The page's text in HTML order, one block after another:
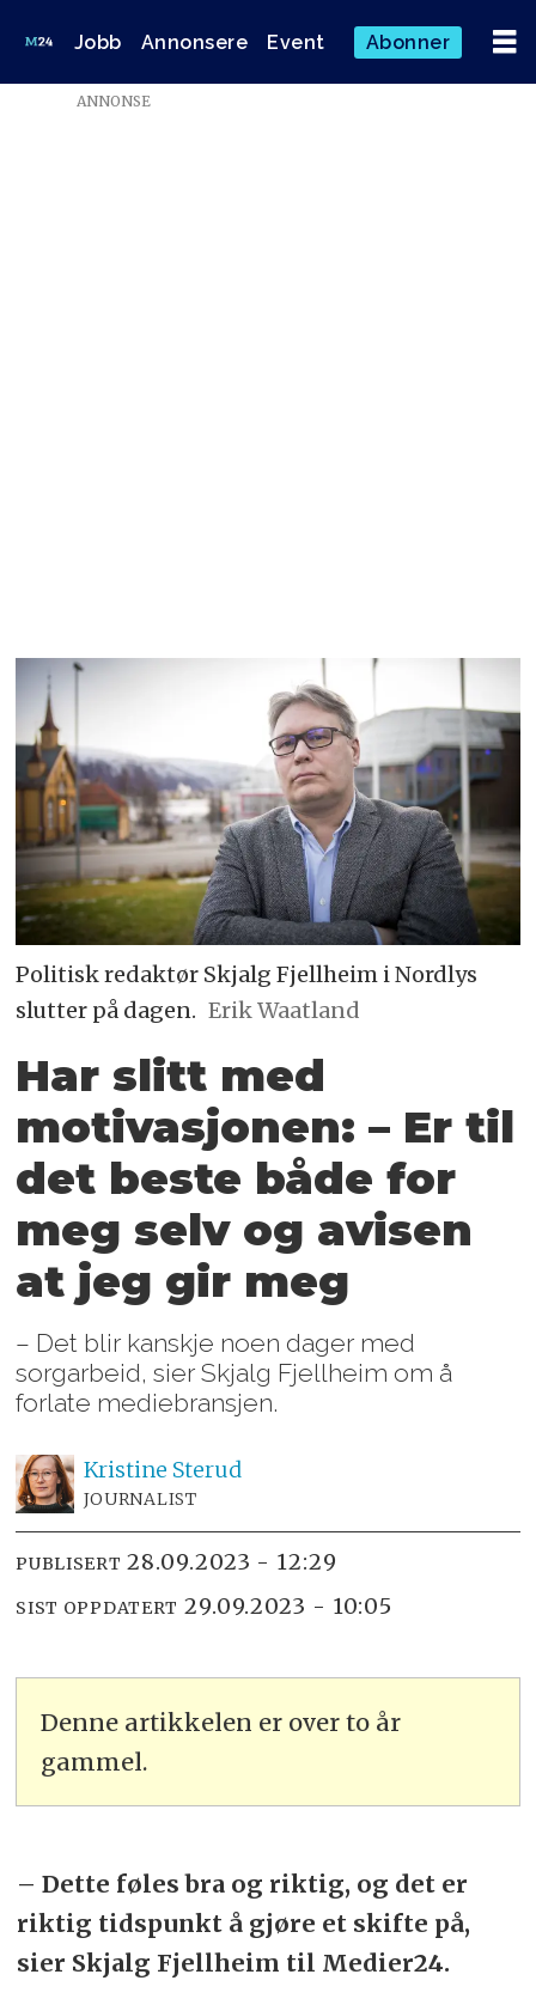
Jobb Annonsere Event Abonner
ANNONSE
Politisk redaktør Skjalg Fjellheim i Nordlys
slutter på dagen. Erik Waatland
Har slitt med
motivasjonen: – Er til
det beste både for
meg selv og avisen
at jeg gir meg
– Det blir kanskje noen dager med
sorgarbeid, sier Skjalg Fjellheim om å
forlate mediebransjen.
Kristine Sterud
JOURNALIST
PUBLISERT 28.09.2023 - 12:29
SIST OPPDATERT 29.09.2023 - 10:05
Denne artikkelen er over to år
gammel.
– Dette føles bra og riktig, og det er
riktig tidspunkt å gjøre et skifte på,
sier Skjalg Fjellheim til Medier24.